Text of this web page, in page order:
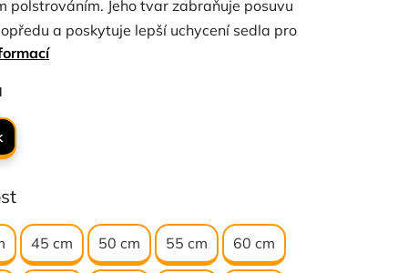
polstrováním. Jeho tvar zabraňuje posuvu
a poskytuje lepší uchycení sedla pro
Je vybaven D kroužkem a přezkami z
oceli. Elastické zakončení na obou stranách.
45 cm 50 cm 55 cm 60 cm